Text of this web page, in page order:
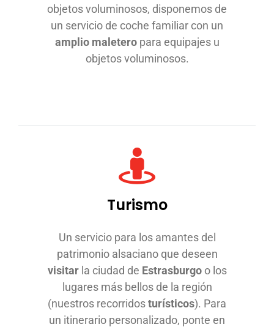
objetos voluminosos, disponemos de
un servicio de coche familiar con un
amplio maleteropara equipajes u
objetos voluminosos.
Turismo
Un servicio para los amantes del
patrimonio alsaciano que deseen
visitar la ciudad de Estrasburgo o los
lugares más bellos de la región
(nuestros recorridosturísticos). Para
un itinerario personalizado, ponte en